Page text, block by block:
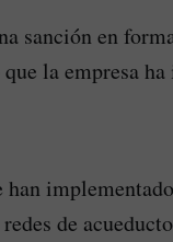
sanción en
la empresa
de